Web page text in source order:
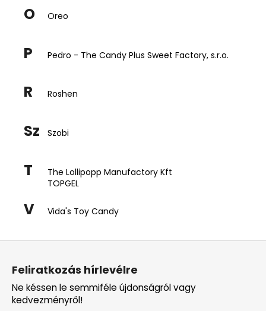
O Oreo
P Pedro - The Candy Plus Sweet Factory, s.r.o.
R Roshen
Sz Szobi
T
The Lollipopp Manufactory Kft
TOPGEL
V Vida's Toy Candy
NEON
POP
L
Feliratkozás hírlevélre
Ne késsen le semmiféle újdonságról vagy
kedvezményről!